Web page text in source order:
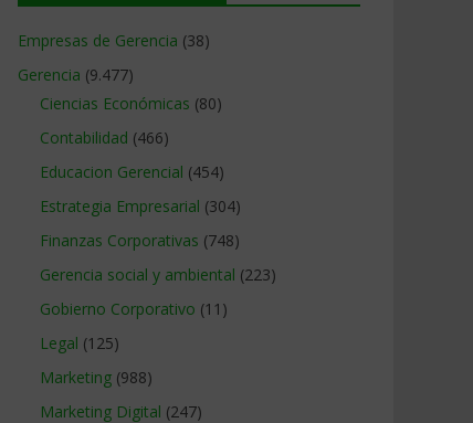
Empresas de Gerencia (38)
Gerencia (9.477)
Ciencias Económicas (80)
Contabilidad (466)
Educacion Gerencial (454)
Estrategia Empresarial (304)
Finanzas Corporativas (748)
Gerencia social y ambiental (223)
Gobierno Corporativo (11)
Legal (125)
Marketing (988)
Marketing Digital (247)